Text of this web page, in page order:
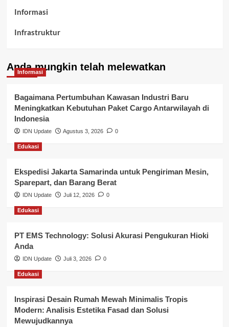
Informasi
Infrastruktur
Kepegawaian & ASN Banyuasin
Kesehatan
Keuangan
Lalu Lintas
Layanan Publik Kabupaten Banyuasin
Nasional
Pemerintahan
Pendidikan
Perbankan & Keuangan
Perpajakan & Keuangan
Profil Wilayah Banyuasin
Sosial & Budaya
Anda mungkin telah melewatkan
Informasi
Bagaimana Pertumbuhan Kawasan Industri Baru
Meningkatkan Kebutuhan Paket Cargo Antarwilayah di
Indonesia
IDN Update Agustus 3, 2026 0
Edukasi
Ekspedisi Jakarta Samarinda untuk Pengiriman Mesin,
Sparepart, dan Barang Berat
IDN Update Juli 12, 2026 0
Edukasi
PT EMS Technology: Solusi Akurasi Pengukuran Hioki
Anda
IDN Update Juli 3, 2026 0
Edukasi
Inspirasi Desain Rumah Mewah Minimalis Tropis
Modern: Analisis Estetika Fasad dan Solusi
Mewujudkannya